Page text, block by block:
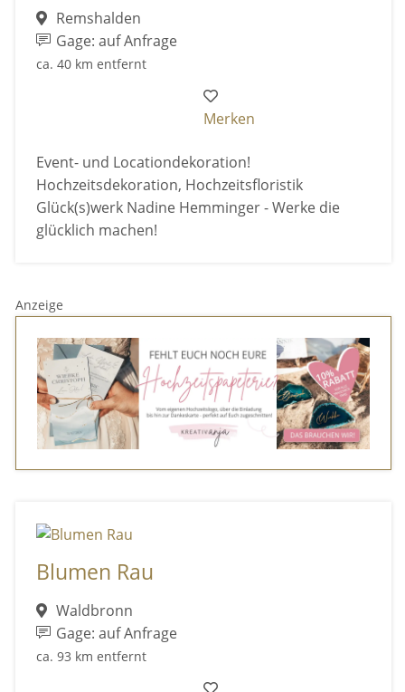
Remshalden
Gage: auf Anfrage
ca. 40 km entfernt
Merken
Event- und Locationdekoration!
Hochzeitsdekoration, Hochzeitsfloristik
Glück(s)werk Nadine Hemminger - Werke die
glücklich machen!
Anzeige
Blumen Rau
Waldbronn
Gage: auf Anfrage
ca. 93 km entfernt